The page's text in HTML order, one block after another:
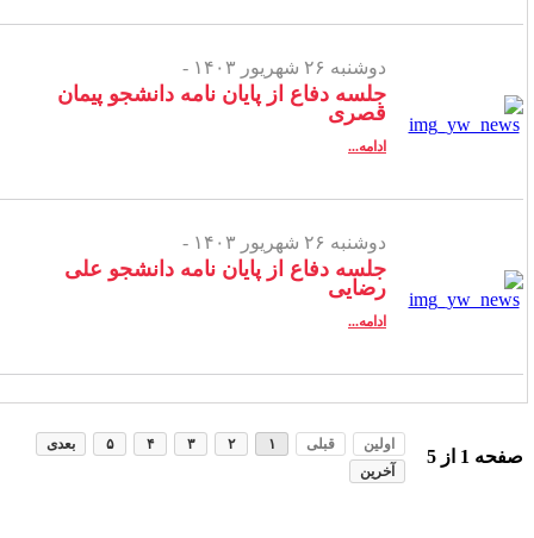
دوشنبه ۲۶ شهریور ۱۴۰۳ -
جلسه دفاع از پایان نامه دانشجو پیمان
قصری
ادامه...
دوشنبه ۲۶ شهریور ۱۴۰۳ -
جلسه دفاع از پایان نامه دانشجو علی
رضایی
ادامه...
صفحه1 از5
اولین قبلی
بعدی
آخرین